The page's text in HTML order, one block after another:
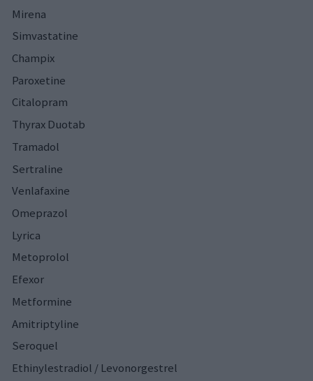
Mirena
Simvastatine
Champix
Paroxetine
Citalopram
Thyrax Duotab
Tramadol
Sertraline
Venlafaxine
Omeprazol
Lyrica
Metoprolol
Efexor
Metformine
Amitriptyline
Seroquel
Ethinylestradiol / Levonorgestrel